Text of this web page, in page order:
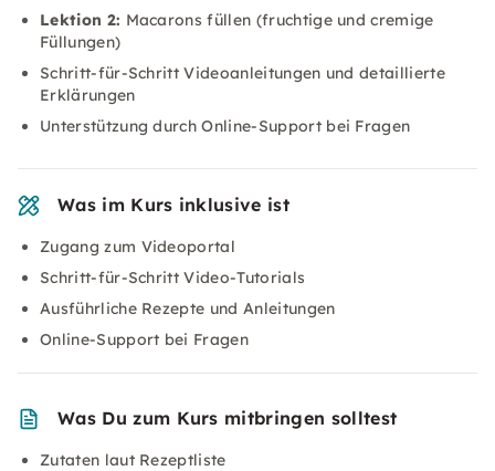
Lektion 2: Macarons füllen (fruchtige und cremige
Füllungen)
Schritt-für-Schritt Videoanleitungen und detaillierte
Erklärungen
Unterstützung durch Online-Support bei Fragen
Was im Kurs inklusive ist
Zugang zum Videoportal
Schritt-für-Schritt Video-Tutorials
Ausführliche Rezepte und Anleitungen
Online-Support bei Fragen
Was Du zum Kurs mitbringen solltest
Zutaten laut Rezeptliste